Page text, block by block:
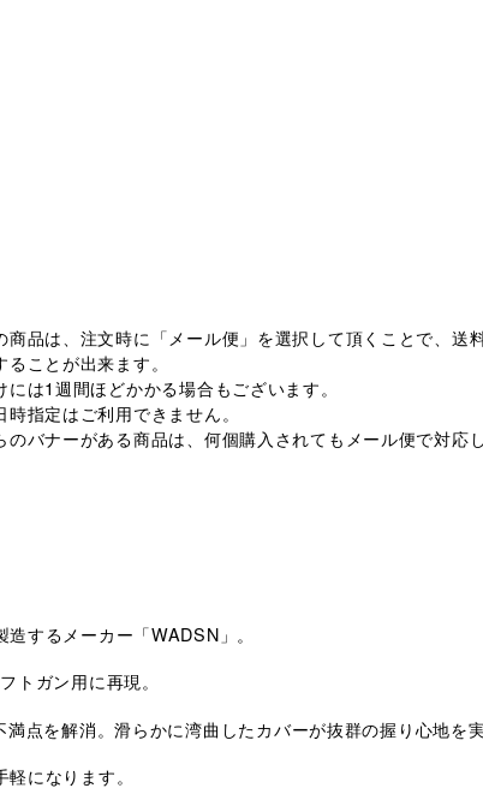
商品は、注文時に「メール便」を選択して頂くことで、送
ることが出来ます。
には1週間ほどかかる場合もございます。
時指定はご利用できません。
のバナーがある商品は、何個購入されてもメール便で対応し
するメーカー「WADSN」。
トガン用に再現。
点を解消。滑らかに湾曲したカバーが抜群の握り心地を実
になります。